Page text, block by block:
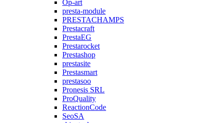
Op-art
presta-module
PRESTACHAMPS
Prestacraft
PrestaEG
Prestarocket
Prestashop
prestasite
Prestasmart
prestasoo
Pronesis SRL
ProQuality
ReactionCode
SeoSA